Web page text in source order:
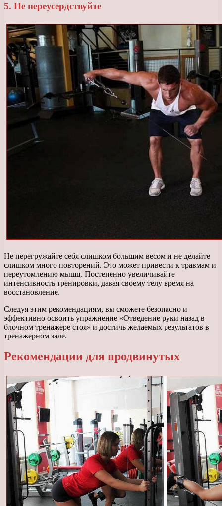
5. Не переусердствуйте
Не перегружайте себя слишком большим весом и не делайте
слишком много повторений. Это может привести к травмам и
переутомлению мышц. Постепенно увеличивайте
интенсивность тренировки, давая своему телу время на
восстановление.
Следуя этим рекомендациям, вы сможете безопасно и
эффективно освоить упражнение «Отведение руки назад в
блочном тренажере стоя» и достичь желаемых результатов в
тренажерном зале.
Рекомендации для продвинутых